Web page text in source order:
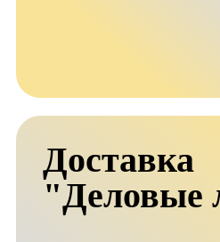
Доставка
"Деловые